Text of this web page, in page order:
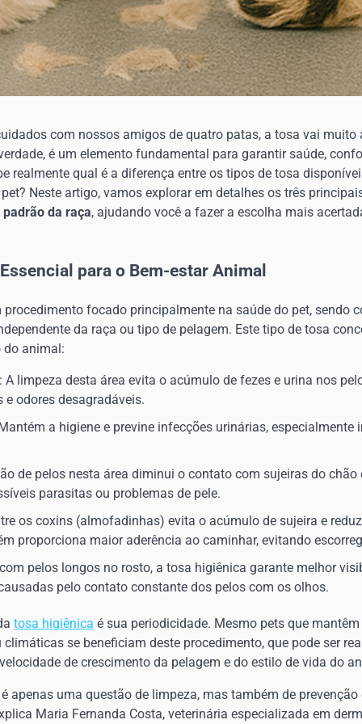
com nossos amigos de quatro patas, a tosa vai muito
é um elemento fundamental para garantir saúde,
realmente qual é a diferença entre os tipos de tosa
Neste artigo, vamos explorar em detalhes os três
padrão da raça, ajudando você a fazer a escolha mais
para o Bem-estar Animal
focado principalmente na saúde do pet, sendo
da raça ou tipo de pelagem. Este tipo de tosa
do animal:
: A limpeza desta área evita o acúmulo de fezes e urina nos
e odores desagradáveis.
a higiene e previne infecções urinárias, especialmente
de pelos nesta área diminui o contato com sujeiras do
parasitas ou problemas de pele.
os coxins (almofadinhas) evita o acúmulo de sujeira e
proporciona maior aderência ao caminhar, evitando
pelos longos no rosto, a tosa higiênica garante melhor
pelo contato constante dos pelos com os olhos.
tosa higiênica é sua periodicidade. Mesmo pets que
se beneficiam deste procedimento, que pode ser
de crescimento da pelagem e do estilo de vida do
apenas uma questão de limpeza, mas também de
Maria Fernanda Costa, veterinária especializada em